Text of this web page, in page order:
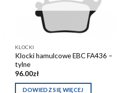
KLOCKI
Klocki hamulcowe EBC FA436 –
tylne
96.00zł
DOWIEDZ SIĘ WIĘCEJ